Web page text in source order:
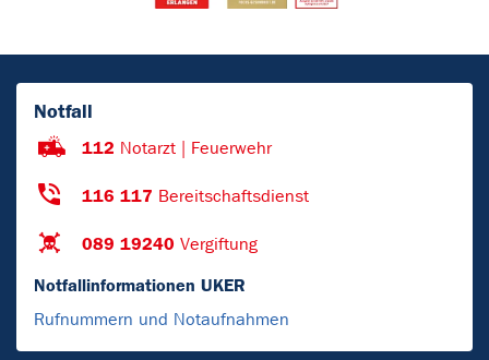
Notfall
112 Notarzt | Feuerwehr
116 117 Bereitschaftsdienst
089 19240 Vergiftung
Notfallinformationen UKER
Rufnummern und Notaufnahmen